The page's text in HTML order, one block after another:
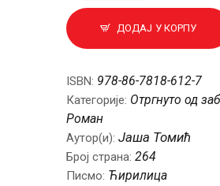
ДОДАЈ У КОРПУ
ISBN: 978-86-7818-612-7
Категорије: Отргнуто од
Роман
Аутор(и): Јаша Томић
Број страна: 264
Писмо: Ћирилица